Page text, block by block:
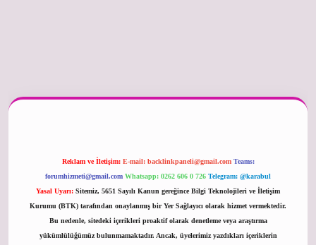
Reklam ve İletişim: E-mail: backlinkpaneli@gmail.com Teams:
forumhizmeti@gmail.com Whatsapp: 0262 606 0 726 Telegram: @karabul
Yasal Uyarı: Sitemiz, 5651 Sayılı Kanun gereğince Bilgi Teknolojileri ve İletişim
Kurumu (BTK) tarafından onaylanmış bir Yer Sağlayıcı olarak hizmet vermektedir.
Bu nedenle, sitedeki içerikleri proaktif olarak denetleme veya araştırma
yükümlülüğümüz bulunmamaktadır. Ancak, üyelerimiz yazdıkları içeriklerin